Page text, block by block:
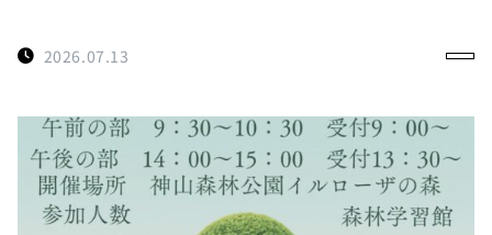
2026.07.13